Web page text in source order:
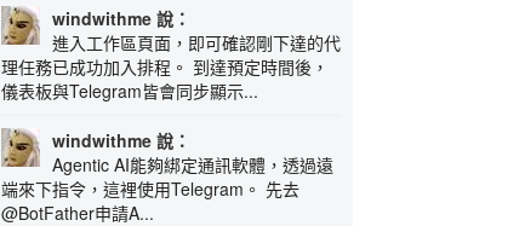
windwithme 說：
進入工作區頁面，即可確認剛下達的代
理任務已成功加入排程。 到達預定時間後，
儀表板與Telegram皆會同步顯示...
windwithme 說：
Agentic AI能夠綁定通訊軟體，透過遠
端來下指令，這裡使用Telegram。 先去
@BotFather申請A...